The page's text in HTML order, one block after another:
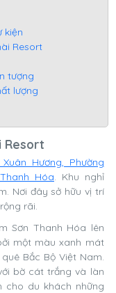
kiện
Resort
tượng
lượng
Resort
Hương, Phường
Hóa . Khu nghỉ
Nơi đây sở hữu vị trí
rãi.
Sơn Thanh Hóa lên
một màu xanh mát
Bắc Bộ Việt Nam.
bờ cát trắng và làn
cho du khách những